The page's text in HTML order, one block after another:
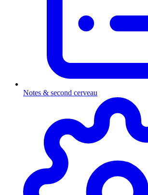
Notes & second cerveau